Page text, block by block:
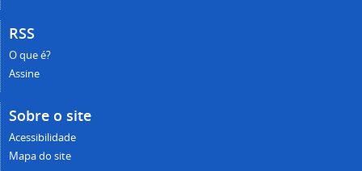
RSS
O que é?
Assine
Sobre o site
Acessibilidade
Mapa do site